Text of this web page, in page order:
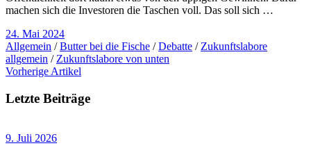
machen sich die Investoren die Taschen voll. Das soll sich …
24. Mai 2024
Allgemein /Butter bei die Fische /Debatte /Zukunftslabore
allgemein /Zukunftslabore von unten
Vorherige Artikel
Letzte Beiträge
9. Juli 2026